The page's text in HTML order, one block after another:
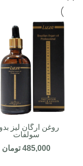
روغن آرگان لیز
سولفات
485,000 تومان